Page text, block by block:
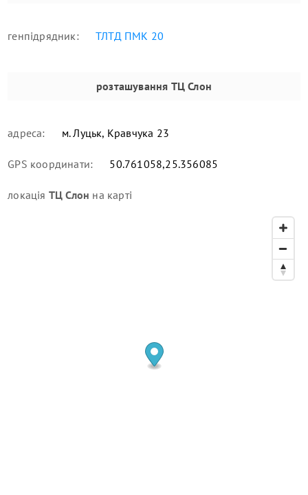
генпідрядник: ТЛТД ПМК 20
розташування ТЦ Слон
адреса: м. Луцьк, Кравчука 23
GPS координати: 50.761058,25.356085
локація ТЦ Слон на карті